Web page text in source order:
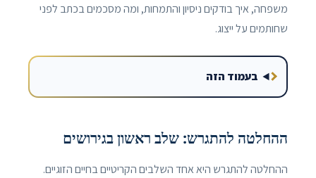
משפחה, איך בודקים ניסיון והתמחות, ומה מסכמים בכתב לפני
שחותמים על ייצוג.
בעמוד הזה
ההחלטה להתגרש: שלב ראשון בגירושים
ההחלטה להתגרש היא אחד השלבים הקריטיים בחיים הזוגיים.